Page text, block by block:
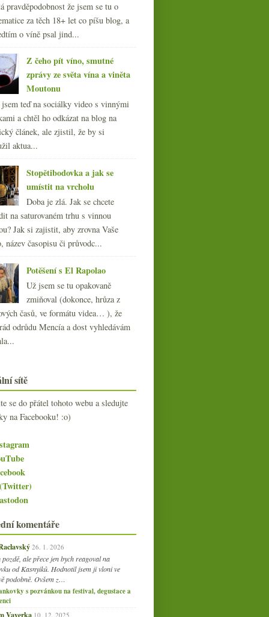
pravděpodobnost že jsem se tu o
za těch 18+ let co píšu blog, a
o víně psal jind...
Z čeho pít víno, smutné
zprávy ze světa vína a viněta
Moutonu
teď na sociálky video s vinnými
a chtěl ho odkázat na blog na
článek, ale zjistil, že by si
aktua...
Stopětibodovka a jak se
umístit na vrcholu
Doba je zlá. Jak se chcete
na saturovaném trhu s vinnou
Jak si zajistit, aby zrovna Vaše
název časopisu či průvodc...
Potěšení s El Rapolao
Už jsem se tu opakovaně
zmiňoval (dokonce, hrůza z
časů, ve formátu videa… ), že
odrůdu Mencía a dost vyhledávám
sítě
se do přátel tohoto webu a sledujte
na Facebooku! :o)
komentáře
26. 1. 2026
ale přece jen bych reagoval na
od Kasnyiků. Hodnotil jsem ji vloni ve
podobně. Ovšem z…
s pozvánkou na festival, degustace a
Vaverka 10. 12. 2025